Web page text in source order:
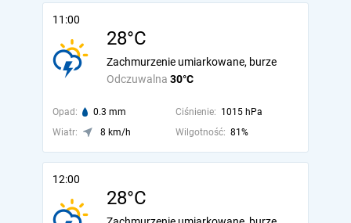
11:00
28°C
Odczuwalna 30°C
Zachmurzenie umiarkowane, burze
Opad: 0.3 mm Ciśnienie: 1015 hPa
Wiatr:
8 km/h Wilgotność: 81%
12:00
28°C